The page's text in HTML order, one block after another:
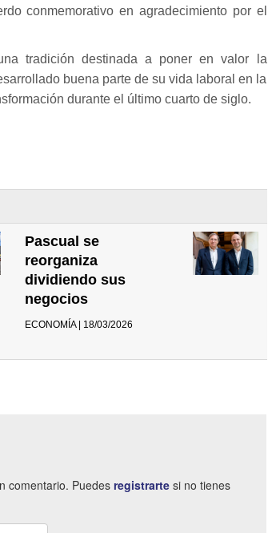
conmemorativo en agradecimiento por el
tradición destinada a poner en valor la
buena parte de su vida laboral en la
durante el último cuarto de siglo.
Pascual se
reorganiza
dividiendo sus
negocios
ECONOMÍA | 18/03/2026
comentario. Puedes registrarte si no tienes